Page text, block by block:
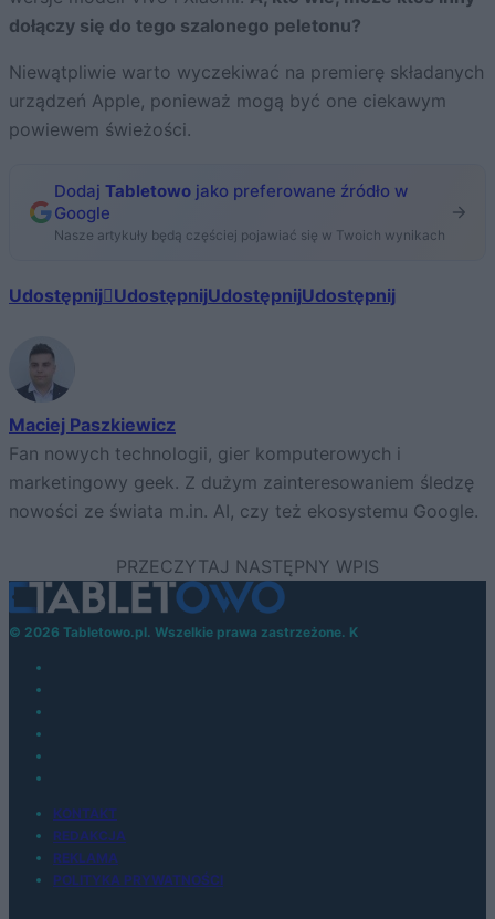
dołączy się do tego szalonego peletonu?
Niewątpliwie warto wyczekiwać na premierę składanych
urządzeń Apple, ponieważ mogą być one ciekawym
powiewem świeżości.
Dodaj Tabletowo jako preferowane źródło w
Google
Nasze artykuły będą częściej pojawiać się w Twoich wynikach
Udostępnij UdostępnijUdostępnijUdostępnij
Maciej Paszkiewicz
Fan nowych technologii, gier komputerowych i
marketingowy geek. Z dużym zainteresowaniem śledzę
nowości ze świata m.in. AI, czy też ekosystemu Google.
© 2026 Tabletowo.pl. Wszelkie prawa zastrzeżone. K
KONTAKT
REDAKCJA
REKLAMA
POLITYKA PRYWATNOŚCI